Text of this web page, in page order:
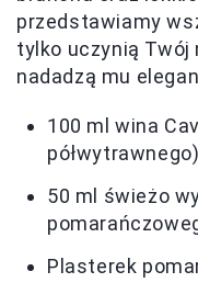
przedstawiamy
tylko uczynią Twój
nadadzą mu
100 ml wina
półwytrawnego)
50 ml świeżo
Plasterek